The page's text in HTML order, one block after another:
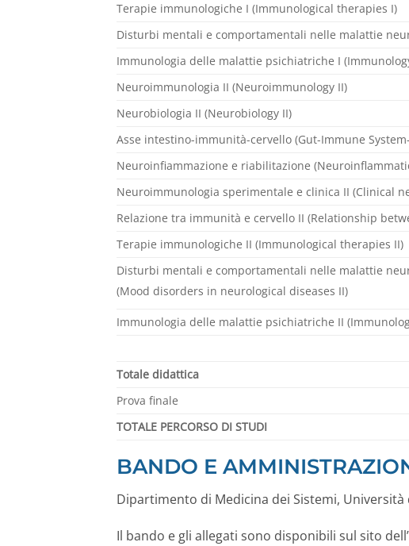
Terapie immunologiche I (Immunological therapies I)
Disturbi mentali e comportamentali nelle malattie
Immunologia delle malattie psichiatriche I
Neuroimmunologia II (Neuroimmunology II)
Neurobiologia II (Neurobiology II)
Asse intestino-immunità-cervello (Gut-Immune
Neuroinfiammazione e riabilitazione
Neuroimmunologia sperimentale e clinica II (Clinical
Relazione tra immunità e cervello II (Relationship
Terapie immunologiche II (Immunological therapies II)
Disturbi mentali e comportamentali nelle malattie
(Mood disorders in neurological diseases II)
Immunologia delle malattie psichiatriche II
Totale didattica
Prova finale
TOTALE PERCORSO DI STUDI
BANDO E
Dipartimento di Medicina dei Sistemi, Università
Il bando e gli allegati sono disponibili sul sito